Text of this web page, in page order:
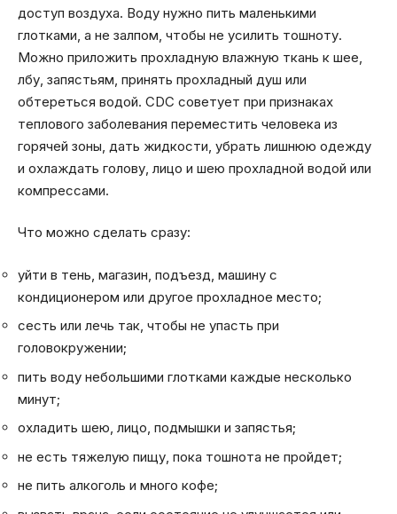
доступ воздуха. Воду нужно пить маленькими
глотками, а не залпом, чтобы не усилить тошноту.
Можно приложить прохладную влажную ткань к шее,
лбу, запястьям, принять прохладный душ или
обтереться водой. CDC советует при признаках
теплового заболевания переместить человека из
горячей зоны, дать жидкости, убрать лишнюю одежду
и охлаждать голову, лицо и шею прохладной водой или
компрессами.
Что можно сделать сразу:
уйти в тень, магазин, подъезд, машину с
кондиционером или другое прохладное место;
сесть или лечь так, чтобы не упасть при
головокружении;
пить воду небольшими глотками каждые несколько
минут;
охладить шею, лицо, подмышки и запястья;
не есть тяжелую пищу, пока тошнота не пройдет;
не пить алкоголь и много кофе;